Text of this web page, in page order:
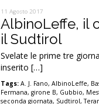
11 Agosto 2017
AlbinoLeffe, il
il Sudtirol
Svelate le prime tre
inserito […]
Tags: A. J. Fano,AlbinoLeffe,
Fermana,girone B, Gubbio,
seconda giornata, Sudtirol,